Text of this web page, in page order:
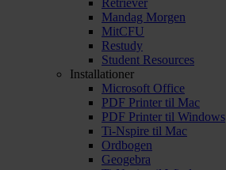
Retriever
Mandag Morgen
MitCFU
Restudy
Student Resources
Installationer
Microsoft Office
PDF Printer til Mac
PDF Printer til Windows
Ti-Nspire til Mac
Ordbogen
Geogebra